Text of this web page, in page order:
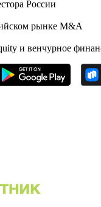
ресурс по фондовому
России
рынке M&A